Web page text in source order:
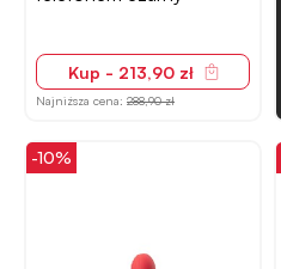
Kup - 213,90 zł
Najniższa cena: 288,90 zł
-10%